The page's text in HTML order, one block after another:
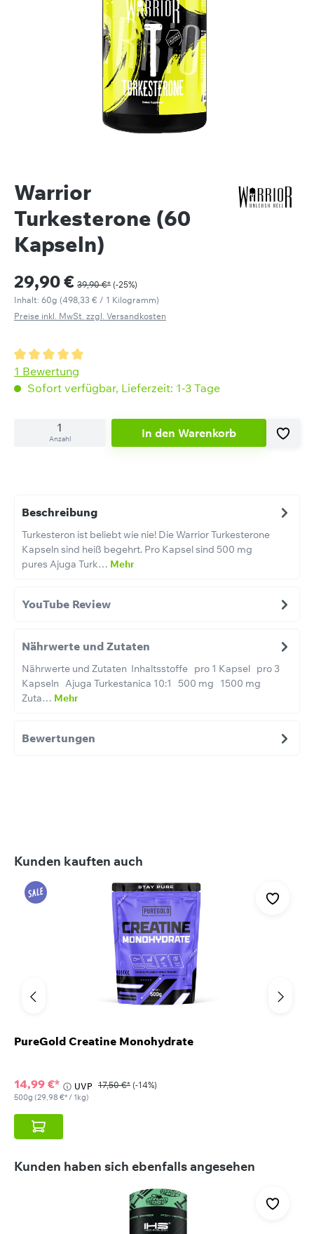
Warrior
Turkesterone (60
Kapseln)
Verkaufspreis:
29,90 € 39,90 €* (-25%)
Inhalt: 60g (498,33 € / 1 Kilogramm)
Preise inkl. MwSt. zzgl. Versandkosten
Durchschnittliche Bewertung von 5 von 5 Sternen
1 Bewertung
Sofort verfügbar, Lieferzeit: 1-3 Tage
Anzahl In den Warenkorb
Beschreibung
Turkesteron ist beliebt wie nie! Die Warrior Turkesterone
Kapseln sind heiß begehrt. Pro Kapsel sind 500 mg
pures Ajuga Turk… Mehr
YouTube Review
Nährwerte und Zutaten
Nährwerte und Zutaten Inhaltsstoffe pro 1 Kapsel pro 3
Kapseln Ajuga Turkestanica 10:1 500 mg 1500 mg
Zuta… Mehr
Bewertungen
Produktgalerie überspringen
Kunden kauften auch
PureGold Creatine Monohydrate
14,99 €* UVP 17,50 €* (-14%)
500g (29,98 €* / 1kg)
Produktgalerie überspringen
Kunden haben sich ebenfalls angesehen